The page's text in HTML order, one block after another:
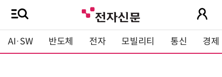
AI·SW 반도체 전자 모빌리티 통신 경제